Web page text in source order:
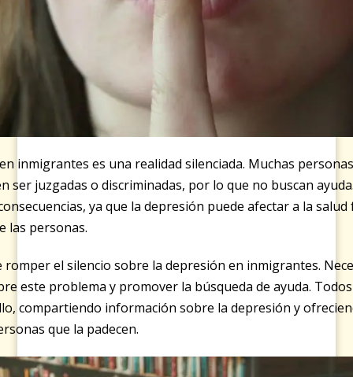
inmigrantes es una realidad silenciada. Muchas
ser juzgadas o discriminadas, por lo que no buscan
ya que la depresión puede afectar a la salud
las personas.
el silencio sobre la depresión en inmigrantes.
este problema y promover la búsqueda de ayuda.
compartiendo información sobre la depresión y
que la padecen.